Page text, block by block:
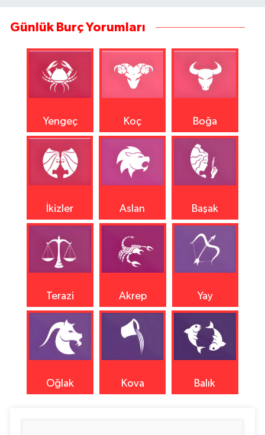
Günlük Burç Yorumları
Yengeç Koç Boğa
İkizler Aslan Başak
Terazi Akrep Yay
Oğlak Kova Balık